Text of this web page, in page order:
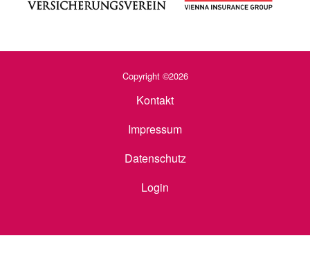
Copyright ©2026
Kontakt
Impressum
Datenschutz
Login